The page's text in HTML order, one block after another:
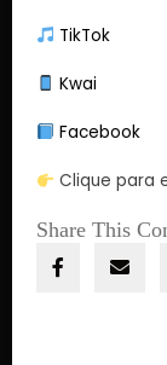
TikTok
Kwai
Facebook
Clique para
Share This